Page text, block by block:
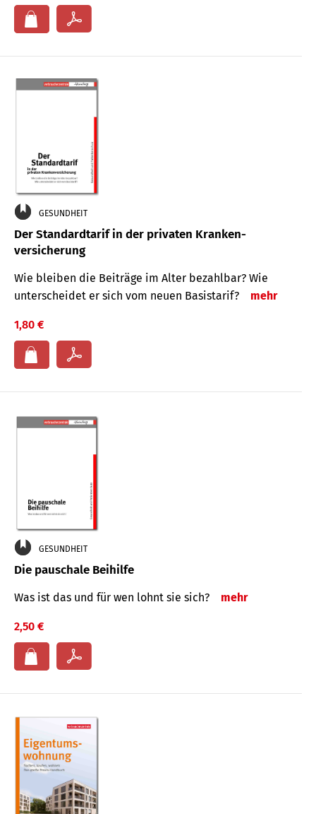
GESUNDHEIT
Der Standard­tarif in der privaten Kranken­
versicherung
Wie bleiben die Beiträge im Alter bezahlbar? Wie
unterscheidet er sich vom neuen Basistarif?
mehr
1,80 €
GESUNDHEIT
Die pauschale Beihilfe
Was ist das und für wen lohnt sie sich? mehr
2,50 €